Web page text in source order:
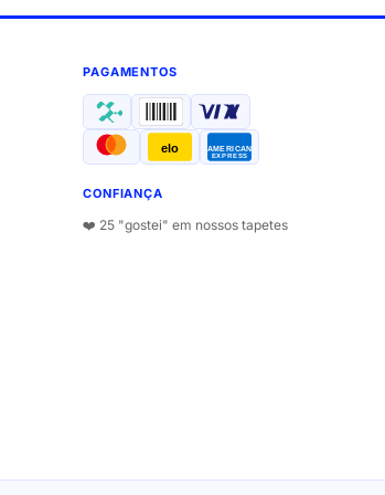
PAGAMENTOS
elo AMERICAN
EXPRESS
CONFIANÇA
❤️ 25 "gostei" em nossos tapetes